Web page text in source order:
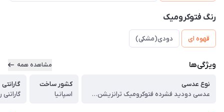
رنگ فتوکرومیک
قهوه ای دودی(مشکی)
ویژگی‌ها مشاهده همه
نوع عدسی
عدسی دودید فشرده فتوکرومیک ترانزیشن نسل 8 پروگرسیو ایندو مکس ویو با پوشش بلوکنترل انتخابی 1.67 Progressive Indo Transitions Gen8 MaxView
کشور ساخت
اسپانیا
گارانتی
گاراتنی رسمی